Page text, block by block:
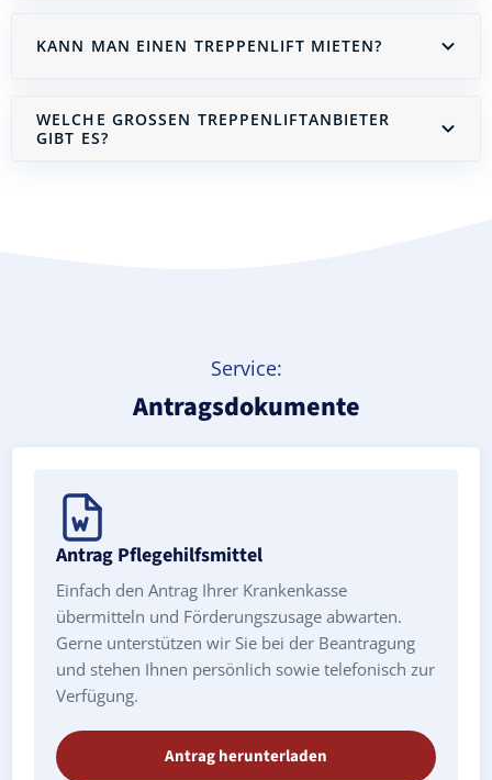
KANN MAN EINEN TREPPENLIFT MIETEN?
WELCHE GROSSEN TREPPENLIFTANBIETER G
IBT ES?
Service:
Antragsdokumente
Antrag Pflegehilfsmittel
Einfach den Antrag Ihrer Krankenkasse
übermitteln und Förderungszusage abwarten.
Gerne unterstützen wir Sie bei der Beantragung
und stehen Ihnen persönlich sowie telefonisch zur
Verfügung.
Antrag herunterladen